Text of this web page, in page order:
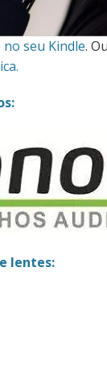
seu Kindle.
lentes: